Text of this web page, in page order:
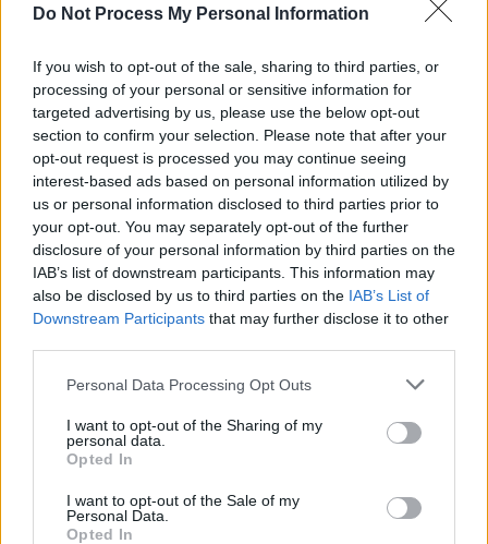
Do Not Process My Personal Information
If you wish to opt-out of the sale, sharing to third parties, or
processing of your personal or sensitive information for
targeted advertising by us, please use the below opt-out
section to confirm your selection. Please note that after your
opt-out request is processed you may continue seeing
interest-based ads based on personal information utilized by
us or personal information disclosed to third parties prior to
your opt-out. You may separately opt-out of the further
disclosure of your personal information by third parties on the
IAB’s list of downstream participants. This information may
also be disclosed by us to third parties on the IAB’s List of
Downstream Participants that may further disclose it to other
Personal Data Processing Opt Outs
I want to opt-out of the Sharing of my
personal data.
Opted In
I want to opt-out of the Sale of my
Personal Data.
Opted In
8+1 tuti Google
keresőoptimalizálási tipp a
Ebben a cikkben olyan Google keresőoptimalizálási
visznek.